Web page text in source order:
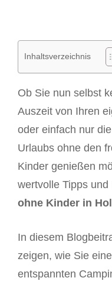
Inhaltsverzeichnis
Ob Sie nun selbst
Auszeit von Ihren
oder einfach nur
Urlaubs ohne den
Kinder genießen
wertvolle Tipps
ohne Kinder in
In diesem
zeigen, wie Sie
entspannten